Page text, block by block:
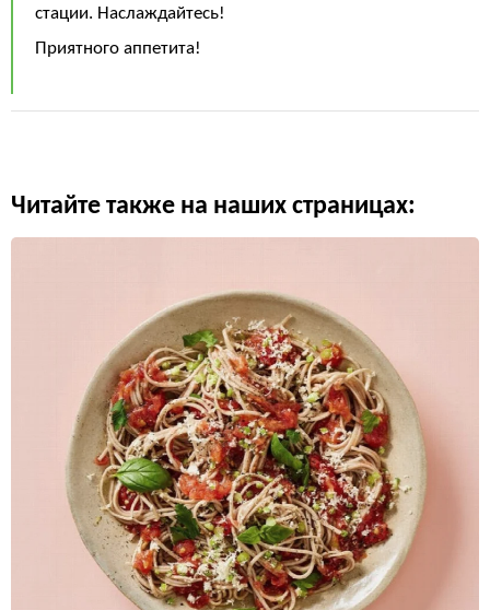
стации. Наслаждайтесь!
Приятного аппетита!
Читайте также на наших страницах: